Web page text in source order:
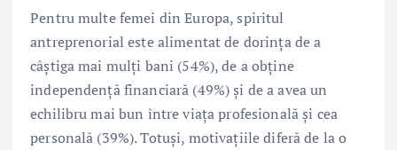
Pentru multe femei din Europa, spiritul
antreprenorial este alimentat de dorința de a
câștiga mai mulți bani (54%), de a obține
independență financiară (49%) și de a avea un
echilibru mai bun între viața profesională și cea
personală (39%). Totuși, motivațiile diferă de la o